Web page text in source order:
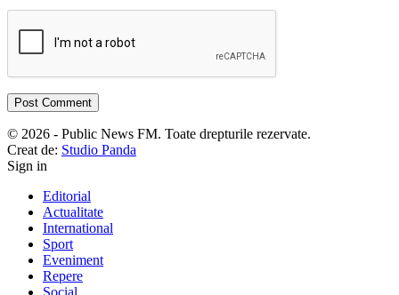
© 2026 - Public News FM. Toate drepturile rezervate.
Creat de: Studio Panda
Sign in
Editorial
Actualitate
International
Sport
Eveniment
Repere
Social